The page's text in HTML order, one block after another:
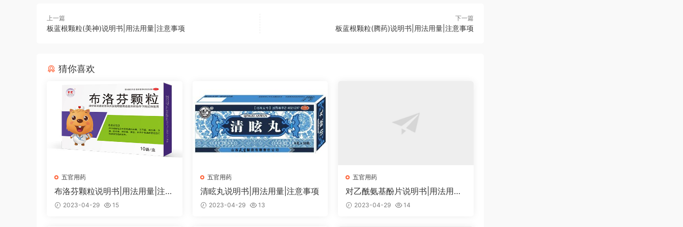
上一篇
板蓝根颗粒(美神)说明书|用法用量|注意事项
下一篇
板蓝根颗粒(腾药)说明书|用法用量|注意事项
猜你喜欢
五官用药
布洛芬颗粒说明书|用法用量|注意
事项2023-04-29 15
五官用药
清眩丸说明书|用法用量|注意事项
2023-04-29 13
五官用药
对乙酰氨基酚片说明书|用法用量|
注意事项
2023-04-29 14